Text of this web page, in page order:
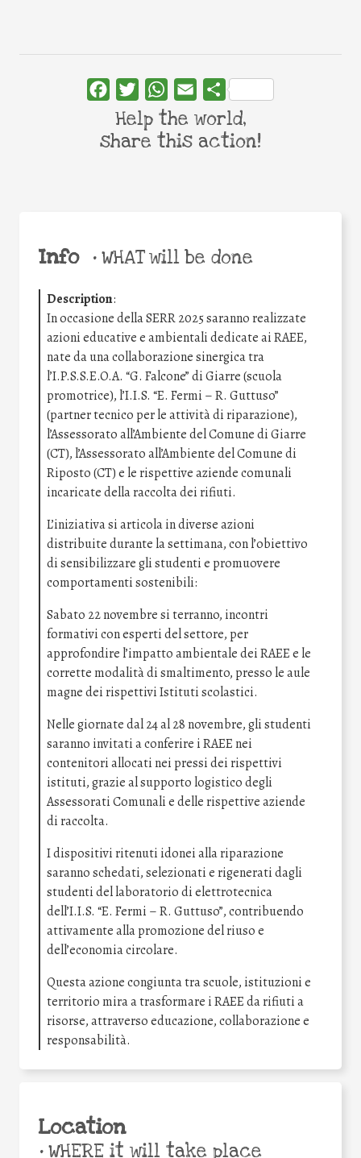
Info •WHAT will be done
Description:
In occasione della SERR 2025 saranno realizzate
azioni educative e ambientali dedicate ai RAEE,
nate da una collaborazione sinergica tra
l’I.P.S.S.E.O.A. “G. Falcone” di Giarre (scuola
promotrice), l’I.I.S. “E. Fermi – R. Guttuso”
(partner tecnico per le attività di riparazione),
l’Assessorato all’Ambiente del Comune di Giarre
(CT), l’Assessorato all’Ambiente del Comune di
Riposto (CT) e le rispettive aziende comunali
incaricate della raccolta dei rifiuti.
L’iniziativa si articola in diverse azioni
distribuite durante la settimana, con l’obiettivo
di sensibilizzare gli studenti e promuovere
comportamenti sostenibili:
Sabato 22 novembre si terranno, incontri
formativi con esperti del settore, per
approfondire l’impatto ambientale dei RAEE e le
corrette modalità di smaltimento, presso le aule
magne dei rispettivi Istituti scolastici.
Nelle giornate dal 24 al 28 novembre, gli studenti
saranno invitati a conferire i RAEE nei
contenitori allocati nei pressi dei rispettivi
istituti, grazie al supporto logistico degli
Assessorati Comunali e delle rispettive aziende
di raccolta.
I dispositivi ritenuti idonei alla riparazione
saranno schedati, selezionati e rigenerati dagli
studenti del laboratorio di elettrotecnica
dell’I.I.S. “E. Fermi – R. Guttuso”, contribuendo
attivamente alla promozione del riuso e
dell’economia circolare.
Questa azione congiunta tra scuole, istituzioni e
territorio mira a trasformare i RAEE da rifiuti a
risorse, attraverso educazione, collaborazione e
responsabilità.
Location
•WHERE it will take place
FacebookTwitterWhatsApp
Email Share
Help the world,
share this action!